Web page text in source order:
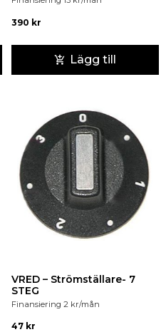
390 kr
Lägg till
VRED – Strömställare- 7
STEG
Finansiering 2 kr/mån
47 kr